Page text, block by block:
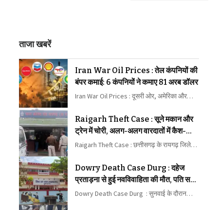
ताजा खबरें
Iran War Oil Prices : तेल कंपनियों की
बंपर कमाई: 6 कंपनियों ने कमाए 81 अरब डॉलर
Iran War Oil Prices : दूसरी ओर, अमेरिका और…
Raigarh Theft Case : सूने मकान और
ट्रेन में चोरी, अलग-अलग वारदातों में कैश-
जेवरात पर हाथ साफ
Raigarh Theft Case : छत्तीसगढ़ के रायगढ़ जिले…
Dowry Death Case Durg : दहेज
प्रताड़ना से हुई नवविवाहिता की मौत, पति समेत
5 दोषियों को 10-10 साल की सजा
Dowry Death Case Durg : सुनवाई के दौरान…